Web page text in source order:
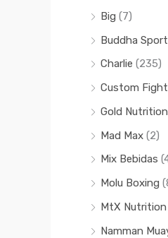
Big (7)
Buddha
Charlie (235)
Custom
Gold Nutrition
Mad Max (2)
Mix Bebidas
Molu Boxing
MtX Nutrition
Namman